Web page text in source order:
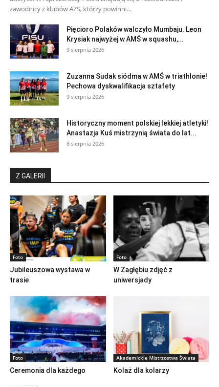
zawodnicy z klubów AZS, którzy powinni...
Pięcioro Polaków walczyło Mumbaju. Leon
Krysiak najwyżej w AMŚ w squashu,...
9 sierpnia 2026
Zuzanna Sudak siódma w AMŚ w triathlonie!
Pechowa dyskwalifikacja sztafety
9 sierpnia 2026
Historyczny moment polskiej lekkiej atletyki!
Anastazja Kuś mistrzynią świata do lat...
8 sierpnia 2026
Z GALERII
Foto
Jubileuszowa wystawa w
trasie
Foto
W Zagłębiu zdjęć z
uniwersjady
Foto
Ceremonia dla każdego
Akademickie Mistrzostwa Świata
Kolaż dla kolarzy